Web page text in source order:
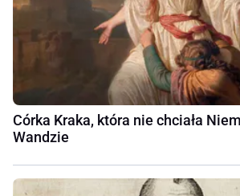
Córka Kraka, która nie chciała
Wandzie